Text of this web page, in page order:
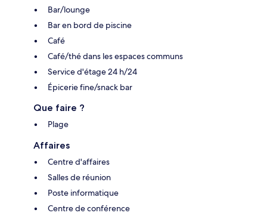
Bar/lounge
Bar en bord de piscine
Café
Café/thé dans les espaces communs
Service d'étage 24 h/24
Épicerie fine/snack bar
Que faire ?
Plage
Affaires
Centre d'affaires
Salles de réunion
Poste informatique
Centre de conférence